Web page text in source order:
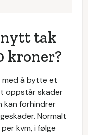
nytt tak
kroner?
å bytte et
oppstår skader
kan forhindrer
Normalt
kvm, i følge